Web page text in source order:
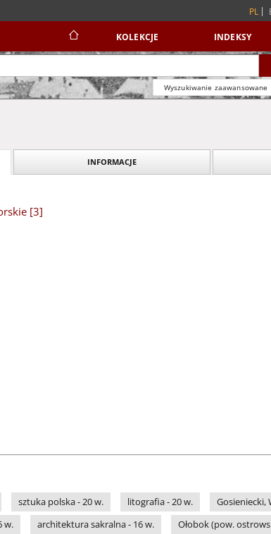
PL
KOLEKCJE INDEKSY
Wyszukiwanie zaawansowane
INFORMACJE
[3]
sztuka polska - 20 w. litografia - 20 w.
Gosieniecki,
w.
architektura sakralna - 16 w. Ołobok (pow.